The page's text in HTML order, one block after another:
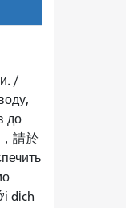
/
до
請於
dịch